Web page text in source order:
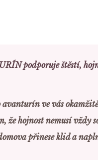
podporuje štěstí,
avanturín ve vás
hojnost nemusí vždy
přinese klid a